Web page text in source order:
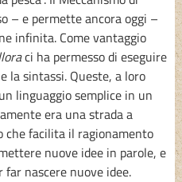
– e permette ancora oggi –
infinita. Come vantaggio
ci ha permesso di eseguire
la sintassi. Queste, a loro
linguaggio semplice in un
era una strada a
che facilita il ragionamento
nuove idee in parole, e
far nascere nuove idee.